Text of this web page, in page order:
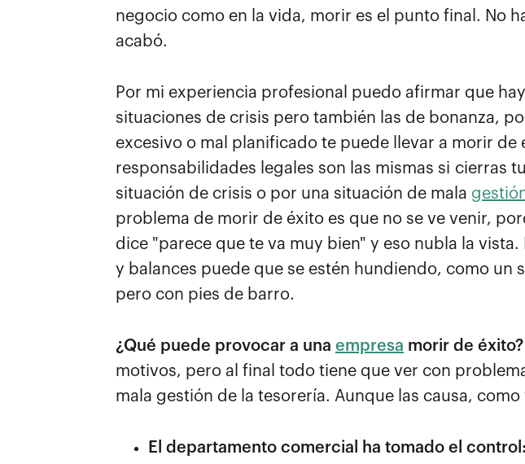
negocio como en la vida, morir es el punto final. No
acabó.
Por mi experiencia profesional puedo afirmar que
situaciones de crisis pero también las de bonanza,
excesivo o mal planificado te puede llevar a morir de
responsabilidades legales son las mismas si cierras
situación de crisis o por una situación de mala
problema de morir de éxito es que no se ve venir,
dice "parece que te va muy bien" y eso nubla la
y balances puede que se estén hundiendo, como un
pero con pies de barro.
¿Qué puede provocar a una empresa morir de éxito?
motivos, pero al final todo tiene que ver con
mala gestión de la tesorería. Aunque las causa, como
El departamento comercial ha tomado el control: